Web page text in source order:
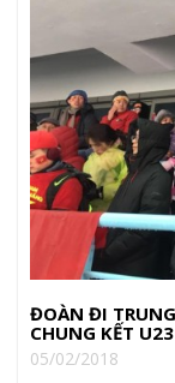
ĐOÀN ĐI
CHUNG KẾT
05/02/2018